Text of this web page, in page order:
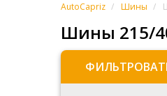
AutoCapriz Шины
Шины 215/